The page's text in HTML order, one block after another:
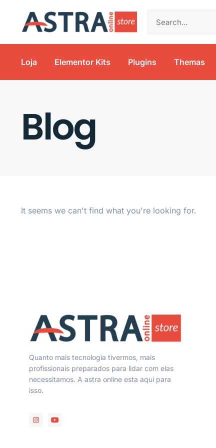
Loja Elementor Kits Plugins Themas
Blog
It seems we can't find what you're looking for.
Quanto mais tecnologia tivermos, mais
profissionais preparados para lidar com elas
necessitamos. A astra online esta aqui para
isso.